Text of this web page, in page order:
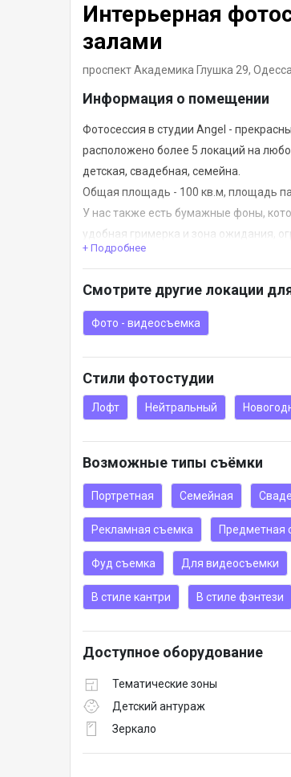
Интерьерная
залами
проспект Академика Глушка 29, Одесса
Информация о помещении
Фотосессия в студии Angel -
расположено более 5 локаций на
детская, свадебная, семейна.
Общая площадь - 100 кв.м, площадь
У нас также есть бумажные фоны,
удобная гримерка и зона ожидания,
Возможность приобретения
+ Подробнее
Смотрите другие локации
Фото - видеосъемка
Стили фотостудии
Лофт Нейтральный
Возможные типы съёмки
Портретная Семейная
Рекламная съемка Предметная
Фуд съемка Для видеосъемки
В стиле кантри В стиле фэнтези
Доступное оборудование
Тематические зоны
Детский антураж
Зеркало